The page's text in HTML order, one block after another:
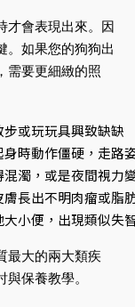
才會表現出來。因
。如果您的狗狗出
需要更細緻的照
步或玩玩具興致缺缺
身時動作僵硬，走路
混濁，或是夜間視力
膚長出不明肉瘤或脂
大小便，出現類似失
最大的兩大類疾
與保養教學。